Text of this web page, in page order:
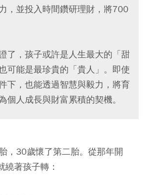
，並投入時間鑽研理財，將700
了，孩子或許是人生最大的「甜
可能是最珍貴的「貴人」。即使
下，也能透過智慧與毅力，將育
個人成長與財富累積的契機。
，30歲懷了第二胎。從那年開
繞著孩子轉：